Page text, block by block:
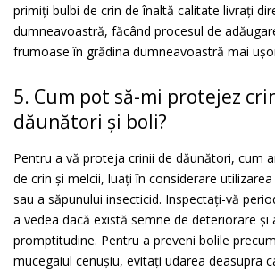
primiți bulbi de crin de înaltă calitate livrați
dumneavoastră, făcând procesul de
frumoase în grădina dumneavoastră mai
5. Cum pot să-mi protejez
dăunători și boli?
Pentru a vă proteja crinii de dăunători, cum
de crin și melcii, luați în considerare
sau a săpunului insecticid. Inspectați-vă
a vedea dacă există semne de deteriorare și
promptitudine. Pentru a preveni bolile
mucegaiul cenușiu, evitați udarea deasupra